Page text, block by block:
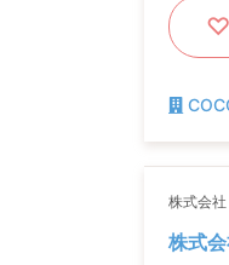
株式会社
株式